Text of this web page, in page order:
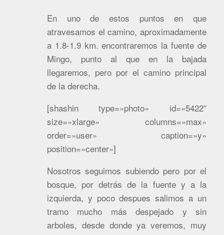
En uno de estos puntos en que
atravesamos el camino, aproximadamente
a 1.8-1.9 km. encontraremos la fuente de
Mingo, punto al que en la bajada
llegaremos, pero por el camino principal
de la derecha.
[shashin type=»photo» id=»5422″
size=»xlarge» columns=»max»
order=»user» caption=»y»
position=»center»]
Nosotros seguimos subiendo pero por el
bosque, por detrás de la fuente y a la
izquierda, y poco despues salimos a un
tramo mucho más despejado y sin
arboles, desde donde ya veremos, muy